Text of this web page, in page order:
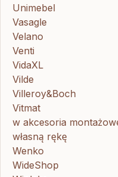
Unimebel
Vasagle
Velano
Venti
VidaXL
Vilde
Villeroy&Boch
Vitmat
w akcesoria
własną rękę
Wenko
WideShop